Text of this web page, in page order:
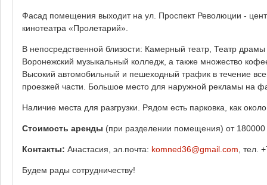
Фасад помещения выходит на ул. Проспект Революции -
кинотеатра «Пролетарий».
В непосредственной близости: Камерный театр, Театр
Воронежский музыкальный колледж, а также множество
Высокий автомобильный и пешеходный трафик в течение
проезжей части. Большое место для наружной рекламы на
Наличие места для разгрузки. Рядом есть парковка, как
Стоимость аренды (при разделении помещения) от
Контакты: Анастасия, эл.почта: komned36@gmail.com , тел.
Будем рады сотрудничеству!